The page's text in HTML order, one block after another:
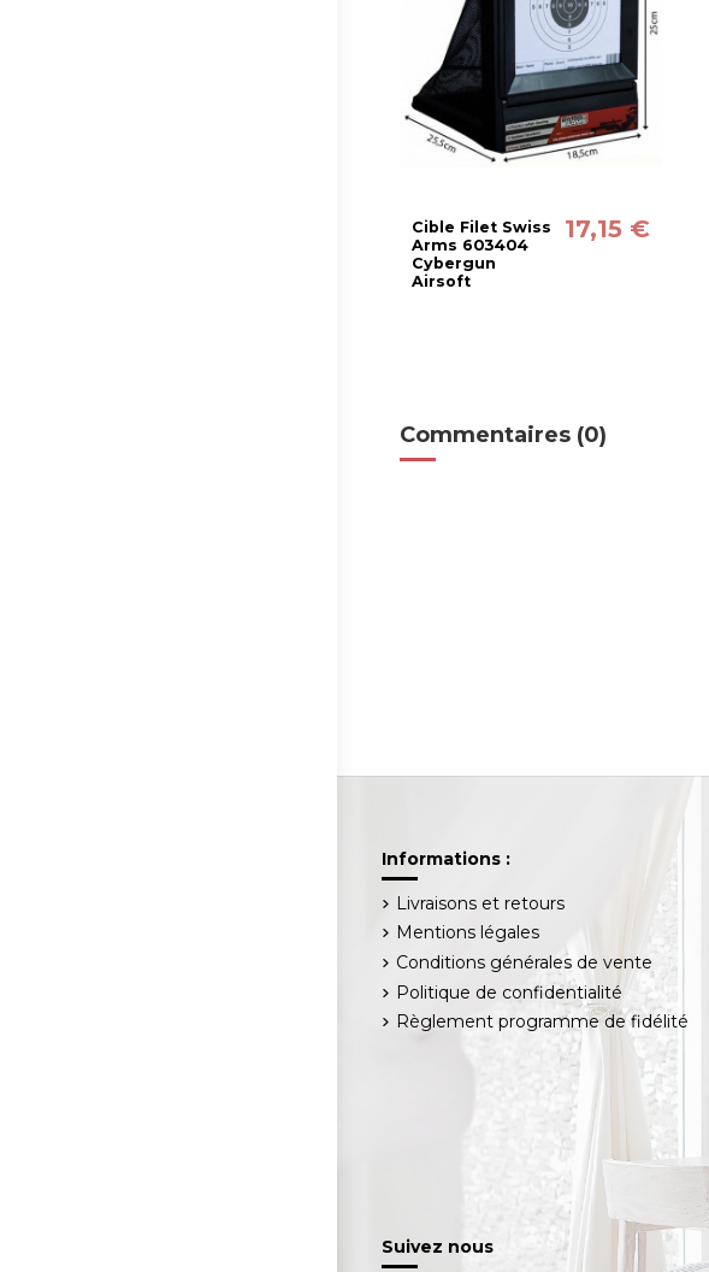
Cible Filet Swiss
Arms 603404
Cybergun
Airsoft
17,15 €
Commentaires (0)
Informations :
Livraisons et retours
Mentions légales
Conditions générales de vente
Politique de confidentialité
Règlement programme de fidélité
Suivez nous